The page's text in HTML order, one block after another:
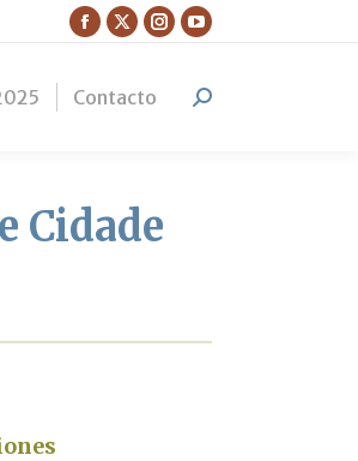
Facebook
opens
X
opens
Instagram
opens
YouTube
opens
Contacto Search:
Cidade